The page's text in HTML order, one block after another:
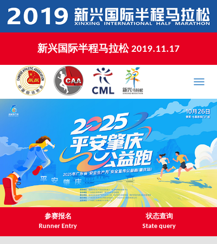
新兴国际半程马拉松 2019.11.17
XINXING MARATHON 2019.11.17
Toggle
参赛报名
Runner Entry
状态查询
State query